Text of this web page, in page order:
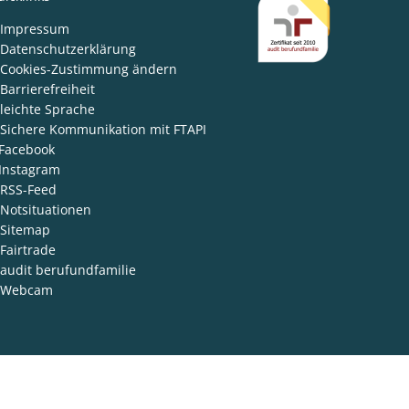
Impressum
Datenschutzerklärung
Cookies-Zustimmung ändern
Barrierefreiheit
leichte Sprache
Sichere Kommunikation mit FTAPI
Facebook
Instagram
RSS-Feed
Notsituationen
Sitemap
Fairtrade
audit berufundfamilie
Webcam